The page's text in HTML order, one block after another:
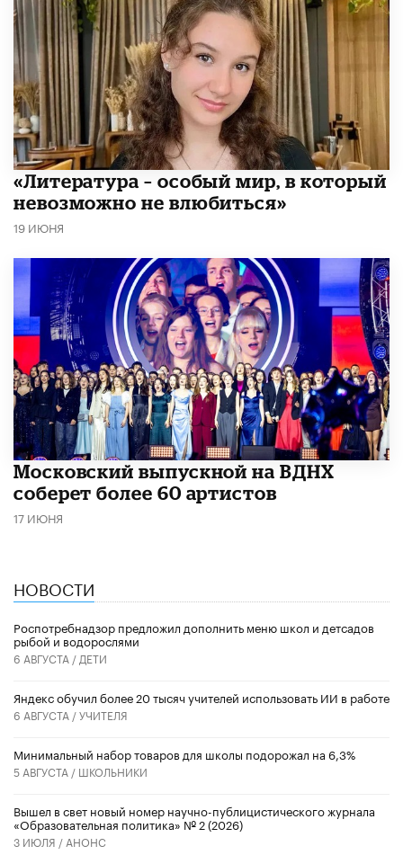
​«Литература – особый мир, в который
невозможно не влюбиться»
19 ИЮНЯ
Московский выпускной на ВДНХ
соберет более 60 артистов
17 ИЮНЯ
НОВОСТИ
Роспотребнадзор предложил дополнить меню школ и детсадов
рыбой и водорослями
6 АВГУСТА / ДЕТИ
​Яндекс обучил более 20 тысяч учителей использовать ИИ в работе
6 АВГУСТА /УЧИТЕЛЯ
Минимальный набор товаров для школы подорожал на 6,3%
5 АВГУСТА / ШКОЛЬНИКИ
Вышел в свет новый номер научно-публицистического журнала
«Образовательная политика» № 2 (2026)
3 ИЮЛЯ / АНОНС